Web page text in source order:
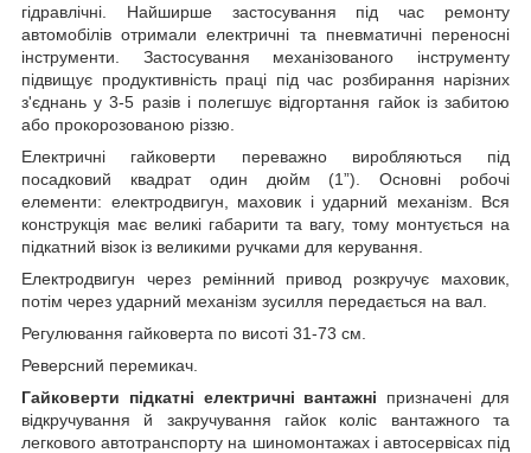
гідравлічні. Найширше застосування під час ремонту
автомобілів отримали електричні та пневматичні переносні
інструменти. Застосування механізованого інструменту
підвищує продуктивність праці під час розбирання нарізних
з'єднань у 3-5 разів і полегшує відгортання гайок із забитою
або прокорозованою різзю.
Електричні гайковерти переважно виробляються під
посадковий квадрат один дюйм (1”). Основні робочі
елементи: електродвигун, маховик і ударний механізм. Вся
конструкція має великі габарити та вагу, тому монтується на
підкатний візок із великими ручками для керування.
Електродвигун через ремінний привод розкручує маховик,
потім через ударний механізм зусилля передається на вал.
Регулювання гайковерта по висоті 31-73 см.
Реверсний перемикач.
Гайковерти підкатні електричні вантажні призначені для
відкручування й закручування гайок коліс вантажного та
легкового автотранспорту на шиномонтажах і автосервісах під